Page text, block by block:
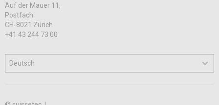
Auf der Mauer 11,
Postfach
CH-8021 Zürich
+41 43 244 73 00